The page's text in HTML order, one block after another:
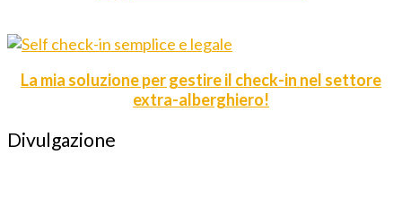
La mia soluzione per gestire il check-in nel settore
extra-alberghiero!
Divulgazione